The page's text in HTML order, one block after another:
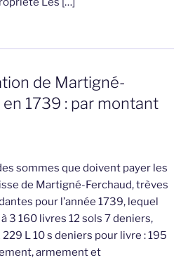
de Martigné-
en 1739 : par montant
sommes que doivent payer les
de Martigné-Ferchaud, trèves
pour l’année 1739, lequel
3 160 livres 12 sols 7 deniers,
L 10 s deniers pour livre : 195
armement et